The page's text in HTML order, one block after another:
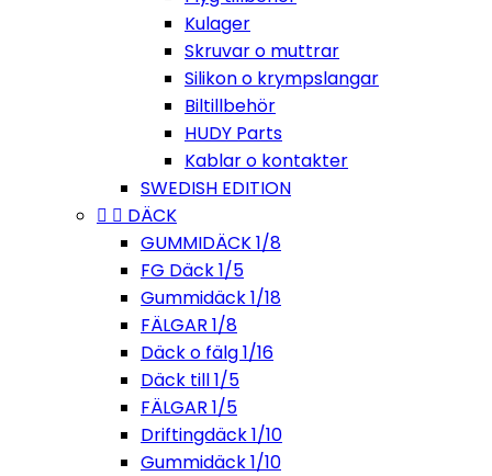
Kulager
Skruvar o muttrar
Silikon o krympslangar
Biltillbehör
HUDY Parts
Kablar o kontakter
SWEDISH EDITION
  DÄCK
GUMMIDÄCK 1/8
FG Däck 1/5
Gummidäck 1/18
FÄLGAR 1/8
Däck o fälg 1/16
Däck till 1/5
FÄLGAR 1/5
Driftingdäck 1/10
Gummidäck 1/10